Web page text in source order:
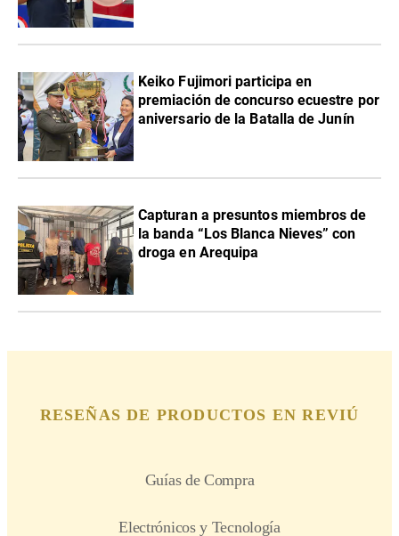
Keiko Fujimori participa en
premiación de concurso ecuestre por
aniversario de la Batalla de Junín
Capturan a presuntos miembros de
la banda “Los Blanca Nieves” con
droga en Arequipa